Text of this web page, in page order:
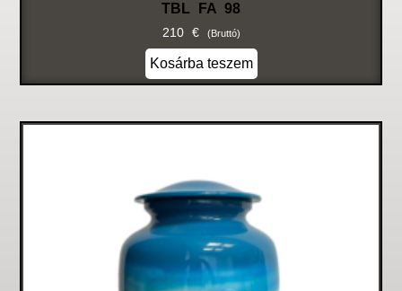
TBL FA 98
210 € (bruttó)
Kosárba teszem